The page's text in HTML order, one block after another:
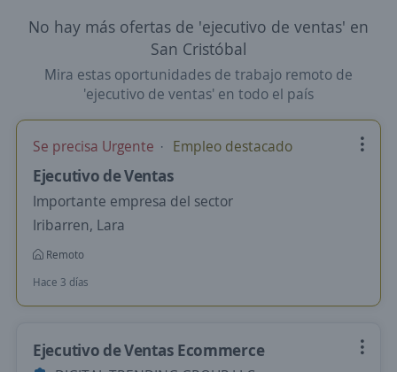
No hay más ofertas de 'ejecutivo de ventas' en
San Cristóbal
Mira estas oportunidades de trabajo remoto de
'ejecutivo de ventas' en todo el país
Se precisa Urgente Empleo destacado
Ejecutivo de Ventas
Importante empresa del sector
Iribarren, Lara
Remoto
Hace 3 días
Ejecutivo de Ventas Ecommerce